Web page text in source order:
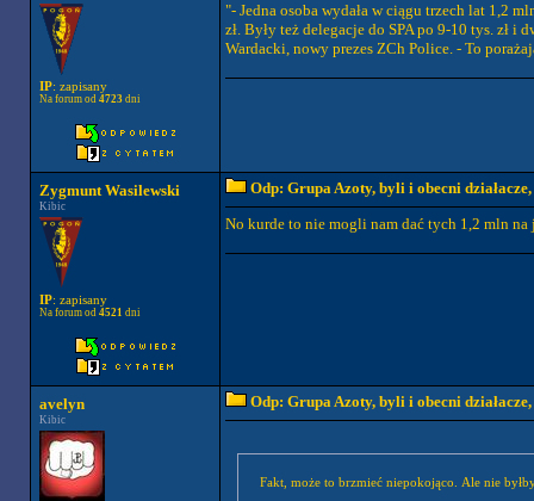
IP: zapisany
Na forum od 4723 dni
"- Jedna osoba wydała w ciągu trzech lat 1,2
zł. Były też delegacje do SPA po 9-10 tys. zł
Wardacki, nowy prezes ZCh Police. - To
Zygmunt Wasilewski
Kibic
IP: zapisany
Na forum od 4521 dni
Odp: Grupa Azoty, byli i obecni działacze,
No kurde to nie mogli nam dać tych 1,2 mln
avelyn
Kibic
Odp: Grupa Azoty, byli i obecni działacze,
Fakt, może to brzmieć niepokojąco. Ale nie